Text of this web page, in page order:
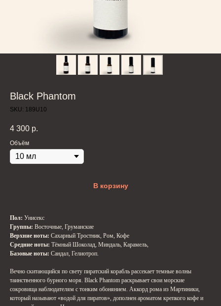
Black Phantom
SKU: 189U10
4 300 р.
Объём
В корзину
Пол: Унисекс
Группы: Восточные, Груманские
Верхние ноты: Сахарный Тростник, Ром, Кофе
Средние ноты: Тёмный Шоколад, Миндаль, Карамель,
Базовые ноты: Сандал, Гелиотроп.
Вечно скитающийся по свету пиратский корабль рассекает темные волны
таинственного бурного моря. Black Phantom раскрывает свои морские
сокровища наблюдателям с тонким обонянием. Аккорд рома из Мартиники,
который называют «водой для пиратов», дополнен ароматом крепкого кофе и